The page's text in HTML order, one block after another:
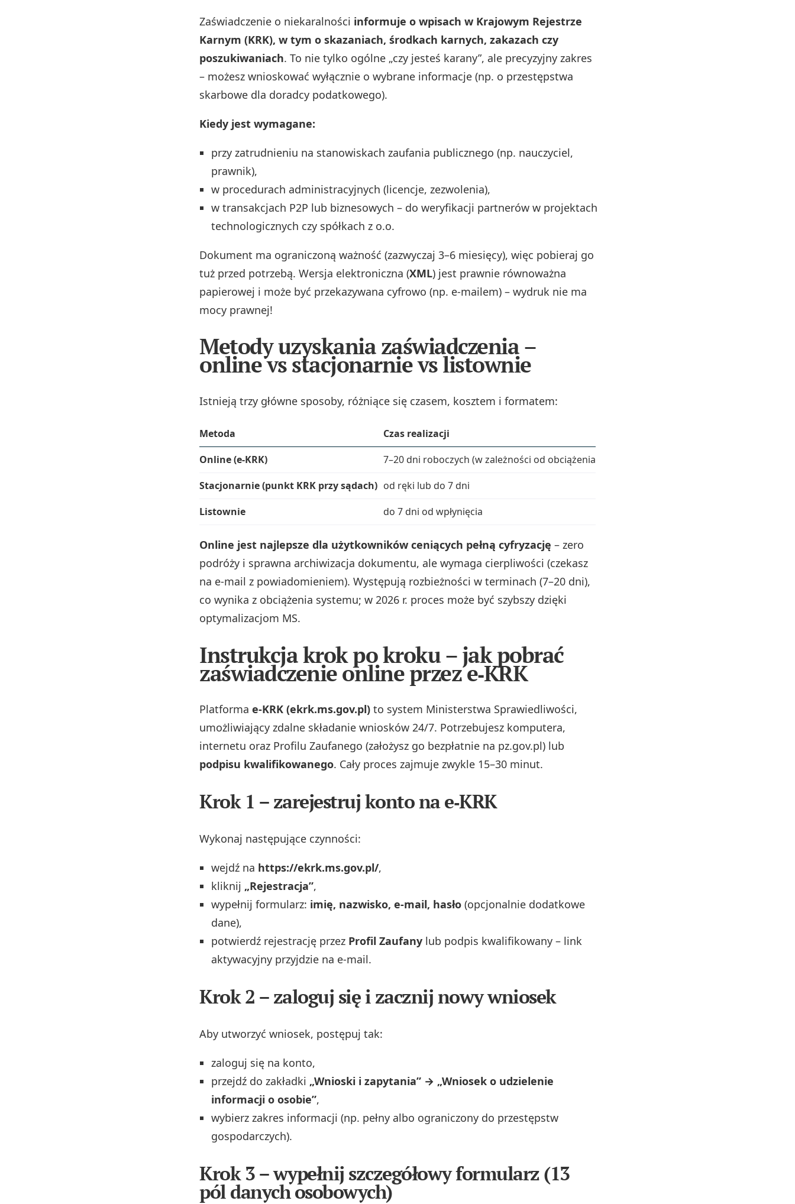
Zaświadczenie o niekaralności informuje o wpisach w Krajowym Rejestrze
Karnym (KRK), w tym o skazaniach, środkach karnych, zakazach czy
poszukiwaniach. To nie tylko ogólne „czy jesteś karany”, ale precyzyjny zakres
– możesz wnioskować wyłącznie o wybrane informacje (np. o przestępstwa
skarbowe dla doradcy podatkowego).
Kiedy jest wymagane:
przy zatrudnieniu na stanowiskach zaufania publicznego (np. nauczyciel,
prawnik),
w procedurach administracyjnych (licencje, zezwolenia),
w transakcjach P2P lub biznesowych – do weryfikacji partnerów w projektach
technologicznych czy spółkach z o.o.
Dokument ma ograniczoną ważność (zazwyczaj 3–6 miesięcy), więc pobieraj go
tuż przed potrzebą. Wersja elektroniczna (XML) jest prawnie równoważna
papierowej i może być przekazywana cyfrowo (np. e‑mailem) – wydruk nie ma
mocy prawnej!
Metody uzyskania zaświadczenia –
online vs stacjonarnie vs listownie
Istnieją trzy główne sposoby, różniące się czasem, kosztem i formatem:
Metoda Czas realizacji
Online (e-KRK)
7–20 dni roboczych (w zależności od obciążenia)
Stacjonarnie (punkt KRK przy sądach) od ręki lub do 7 dni
Listownie
do 7 dni od wpłynięcia
Online jest najlepsze dla użytkowników ceniących pełną cyfryzację – zero
podróży i sprawna archiwizacja dokumentu, ale wymaga cierpliwości (czekasz
na e‑mail z powiadomieniem). Występują rozbieżności w terminach (7–20 dni),
co wynika z obciążenia systemu; w 2026 r. proces może być szybszy dzięki
optymalizacjom MS.
Instrukcja krok po kroku – jak pobrać
zaświadczenie online przez e‑KRK
Platforma e‑KRK (ekrk.ms.gov.pl) to system Ministerstwa Sprawiedliwości,
umożliwiający zdalne składanie wniosków 24/7. Potrzebujesz komputera,
internetu oraz Profilu Zaufanego (założysz go bezpłatnie na pz.gov.pl) lub
podpisu kwalifikowanego. Cały proces zajmuje zwykle 15–30 minut.
Krok 1 – zarejestruj konto na e‑KRK
Wykonaj następujące czynności:
wejdź na https://ekrk.ms.gov.pl/,
kliknij „Rejestracja”,
wypełnij formularz: imię, nazwisko, e‑mail, hasło (opcjonalnie dodatkowe
dane),
potwierdź rejestrację przez Profil Zaufany lub podpis kwalifikowany – link
aktywacyjny przyjdzie na e‑mail.
Krok 2 – zaloguj się i zacznij nowy wniosek
Aby utworzyć wniosek, postępuj tak:
zaloguj się na konto,
przejdź do zakładki „Wnioski i zapytania” → „Wniosek o udzielenie
informacji o osobie”,
wybierz zakres informacji (np. pełny albo ograniczony do przestępstw
gospodarczych).
Krok 3 – wypełnij szczegółowy formularz (13
pól danych osobowych)